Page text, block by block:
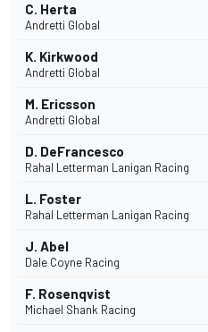
C. Herta
Andretti Global
K. Kirkwood
Andretti Global
M. Ericsson
Andretti Global
D. DeFrancesco
Rahal Letterman Lanigan Racing
L. Foster
Rahal Letterman Lanigan Racing
J. Abel
Dale Coyne Racing
F. Rosenqvist
Michael Shank Racing